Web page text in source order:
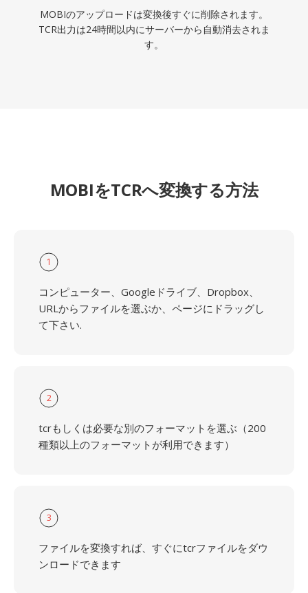
MOBIのアップロードは変換後すぐに削除されます。
TCR出力は24時間以内にサーバーから自動消去されま
す。
MOBIをTCRへ変換する方法
1
コンピューター、Googleドライブ、Dropbox、
URLからファイルを選ぶか、ページにドラッグし
て下さい.
2
tcrもしくは必要な別のフォーマットを選ぶ（200
種類以上のフォーマットが利用できます）
3
ファイルを変換すれば、すぐにtcrファイルをダウ
ンロードできます